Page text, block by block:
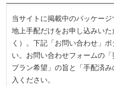
当サイトに掲載中のパッケー
地上手配だけをお申し込みい
く）。下記「お問い合わせ」
い。お問い合わせフォームの
プラン希望」の旨と「手配済
入ください。